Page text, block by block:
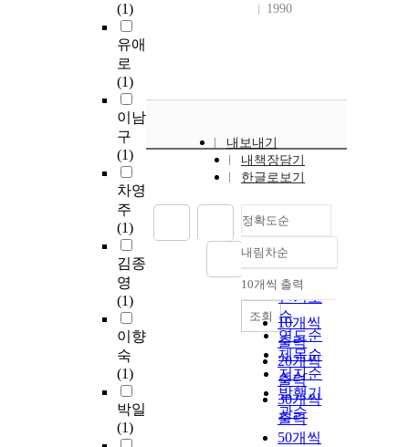
(1)
유애
로
(1)
이남
구
(1)
차영
주
(1)
김종
영
(1)
이향
숙
(1)
박일
(1)
1990
내보내기
내책장담기
한글로보기
정확도순
정확도
순
인기도
순
연도순
제목순
저자순
발행기
관순
내림차순
내림차순
10개씩 출력
10개씩
출력
20개씩
출력
30개씩
출력
50개씩
조회